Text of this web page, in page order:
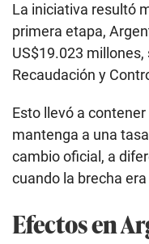
La iniciativa resultó
primera etapa,
US$19.023
Recaudación y
Esto llevó a
mantenga a una
cambio oficial, a
cuando la brecha
Efectos en